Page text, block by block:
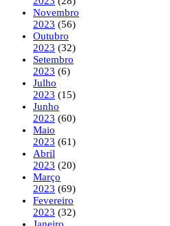
Novembro
2023 (56)
Outubro
2023 (32)
Setembro
2023 (6)
Julho
2023 (15)
Junho
2023 (60)
Maio
2023 (61)
Abril
2023 (20)
Março
2023 (69)
Fevereiro
2023 (32)
Janeiro